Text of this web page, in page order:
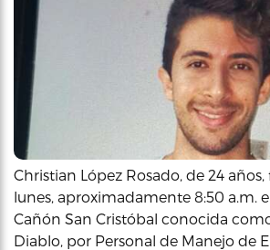
Christian López Rosado, de 24
lunes, aproximadamente 8:50 a.m.
Cañón San Cristóbal conocida
Diablo, por Personal de Manejo de